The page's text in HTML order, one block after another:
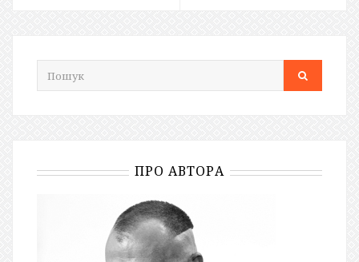
ПРО АВТОРА